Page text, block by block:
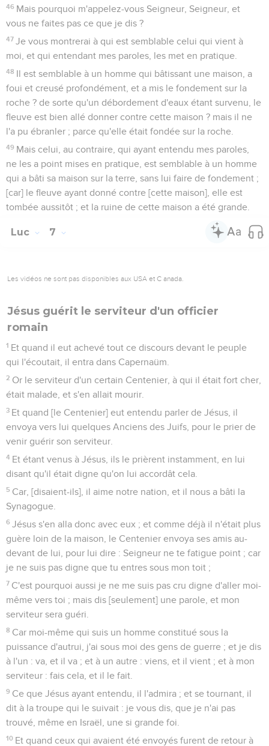
46 Mais pourquoi m'appelez-vous Seigneur, Seigneur, et
vous ne faites pas ce que je dis ?
47 Je vous montrerai à qui est semblable celui qui vient à
moi, et qui entendant mes paroles, les met en pratique.
48 Il est semblable à un homme qui bâtissant une maison, a
foui et creusé profondément, et a mis le fondement sur la
roche ? de sorte qu'un débordement d'eaux étant survenu, le
fleuve est bien allé donner contre cette maison ? mais il ne
l'a pu ébranler ; parce qu'elle était fondée sur la roche.
49 Mais celui, au contraire, qui ayant entendu mes paroles,
ne les a point mises en pratique, est semblable à un homme
qui a bâti sa maison sur la terre, sans lui faire de fondement ;
[car] le fleuve ayant donné contre [cette maison], elle est
tombée aussitôt ; et la ruine de cette maison a été grande.
Luc 7
Les vidéos ne sont pas disponibles aux USA et C anada.
Jésus guérit le serviteur d'un officier
romain
1 Et quand il eut achevé tout ce discours devant le peuple
qui l'écoutait, il entra dans Capernaüm.
2 Or le serviteur d'un certain Centenier, à qui il était fort cher,
était malade, et s'en allait mourir.
3 Et quand [le Centenier] eut entendu parler de Jésus, il
envoya vers lui quelques Anciens des Juifs, pour le prier de
venir guérir son serviteur.
4 Et étant venus à Jésus, ils le prièrent instamment, en lui
disant qu'il était digne qu'on lui accordât cela.
5 Car, [disaient-ils], il aime notre nation, et il nous a bâti la
Synagogue.
6 Jésus s'en alla donc avec eux ; et comme déjà il n'était plus
guère loin de la maison, le Centenier envoya ses amis au-
devant de lui, pour lui dire : Seigneur ne te fatigue point ; car
je ne suis pas digne que tu entres sous mon toit ;
7 C'est pourquoi aussi je ne me suis pas cru digne d'aller moi-
même vers toi ; mais dis [seulement] une parole, et mon
serviteur sera guéri.
8 Car moi-même qui suis un homme constitué sous la
puissance d'autrui, j'ai sous moi des gens de guerre ; et je dis
à l'un : va, et il va ; et à un autre : viens, et il vient ; et à mon
serviteur : fais cela, et il le fait.
9 Ce que Jésus ayant entendu, il l'admira ; et se tournant, il
dit à la troupe qui le suivait : je vous dis, que je n'ai pas
trouvé, même en Israël, une si grande foi.
10 Et quand ceux qui avaient été envoyés furent de retour à